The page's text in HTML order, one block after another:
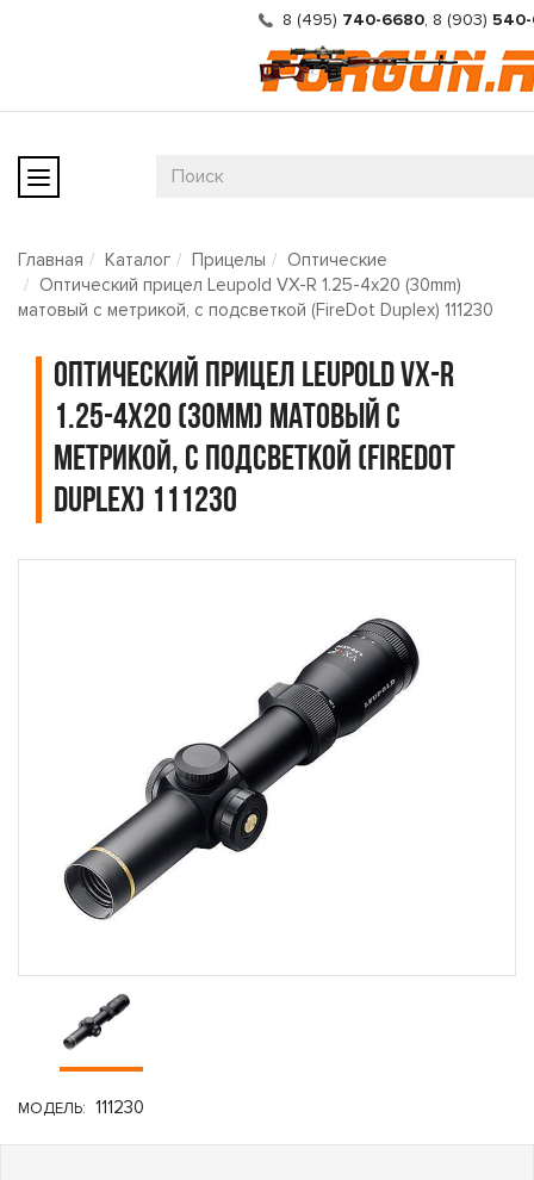
8 (495) 740-6680, 8 (903)
Главная Каталог Прицелы
Оптические
Оптический прицел Leupold VX-R 1.25-4x20 (30mm)
матовый с метрикой, с подсветкой (FireDot Duplex) 111230
Оптический прицел Leupold VX-R
1.25-4x20 (30mm) матовый с
метрикой, с подсветкой (FireDot
Duplex) 111230
МОДЕЛЬ: 111230